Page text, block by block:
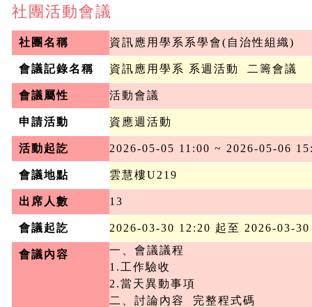
社團活動會議
社團名稱 資訊應用學系系學會(自治性組織)
會議記錄名稱 資訊應用學系 系週活動  二籌會議
會議屬性 活動會議
申請活動 資應週活動
活動起訖 2026-05-05 11:00 ~ 2026-05-06
會議地點 雲慧樓U219
出席人數 13
會議起訖 2026-03-30 12:20 起至 2026-03-
會議內容
一、會議議程
1.工作驗收
2.當天異動事項
二、討論內容  完整程式碼